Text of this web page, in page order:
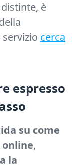
è
cerca
espresso
su come
online,
la